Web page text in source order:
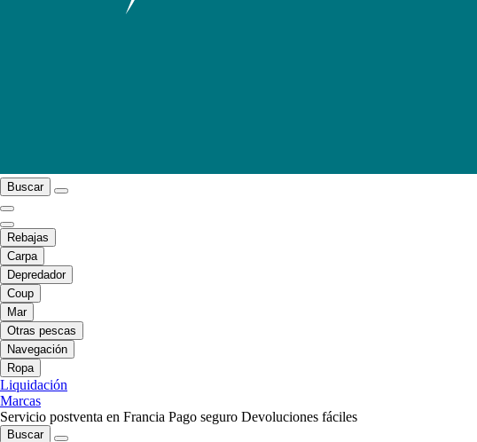
Buscar
Rebajas
Carpa
Depredador
Coup
Mar
Otras pescas
Navegación
Ropa
Liquidación
Marcas
Servicio postventa en Francia Pago seguro Devoluciones fáciles
Buscar